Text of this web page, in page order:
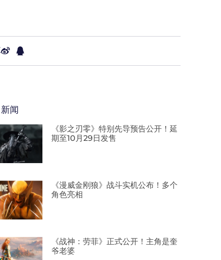
闻
《影之刃零》特别先导预告公开！延
期至10月29日发售
《漫威金刚狼》战斗实机公布！多个
角色亮相
《战神：劳菲》正式公开！主角是奎
爷老婆